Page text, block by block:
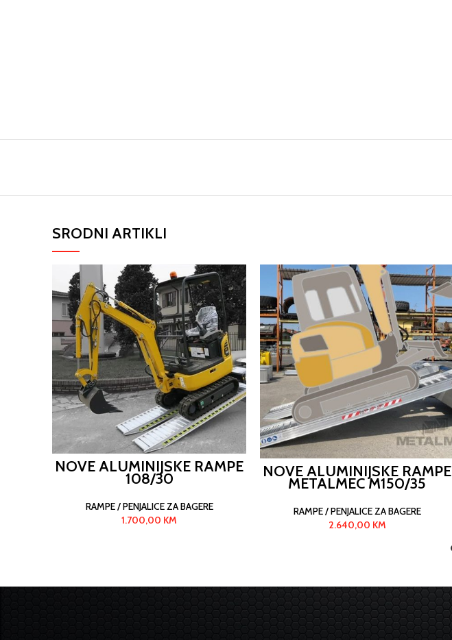
SRODNI ARTIKLI
NOVE ALUMINIJSKE RAMPE
108/30
RAMPE / PENJALICE ZA BAGERE
1.700,00 KM
NOVE ALUMINIJSKE RAMPE
METALMEC M150/35
RAMPE / PENJALICE ZA BAGERE
2.640,00 KM